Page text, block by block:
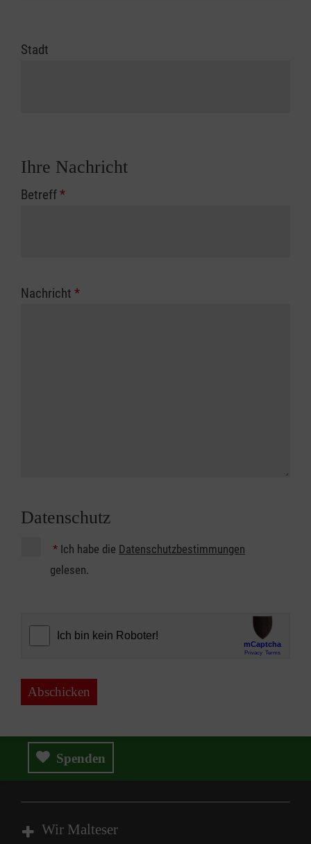
Stadt
Ihre Nachricht
Betreff*
Nachricht *
Datenschutz
* Ich habe die Datenschutzbestimmungen
gelesen.
Abschicken
Spenden
Wir Malteser